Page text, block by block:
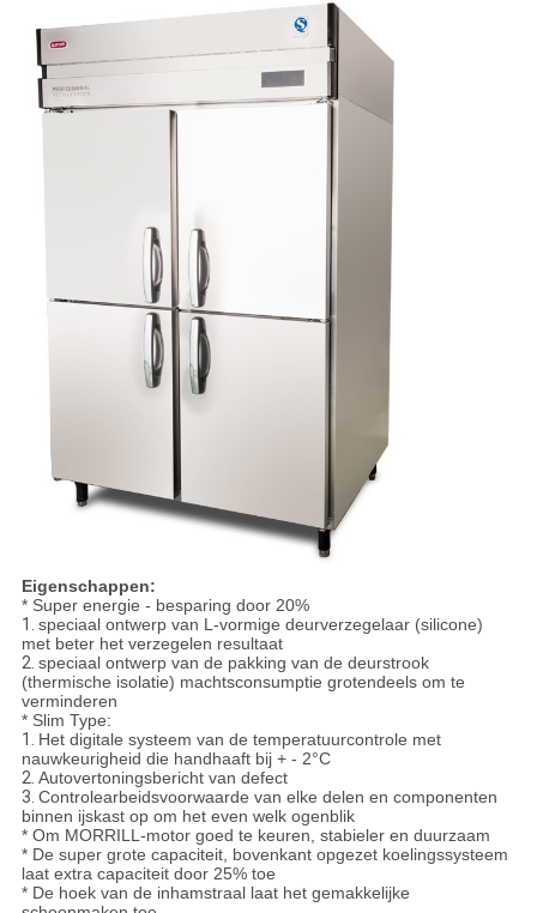
Eigenschappen:
* Super energie - besparing door 20%
1. speciaal ontwerp van L-vormige deurverzegelaar (silicone)
met beter het verzegelen resultaat
2. speciaal ontwerp van de pakking van de deurstrook
(thermische isolatie) machtsconsumptie grotendeels om te
verminderen
* Slim Type:
1. Het digitale systeem van de temperatuurcontrole met
nauwkeurigheid die handhaaft bij + - 2°C
2. Autovertoningsbericht van defect
3. Controlearbeidsvoorwaarde van elke delen en componenten
binnen ijskast op om het even welk ogenblik
* Om MORRILL-motor goed te keuren, stabieler en duurzaam
* De super grote capaciteit, bovenkant opgezet koelingssysteem
laat extra capaciteit door 25% toe
* De hoek van de inhamstraal laat het gemakkelijke